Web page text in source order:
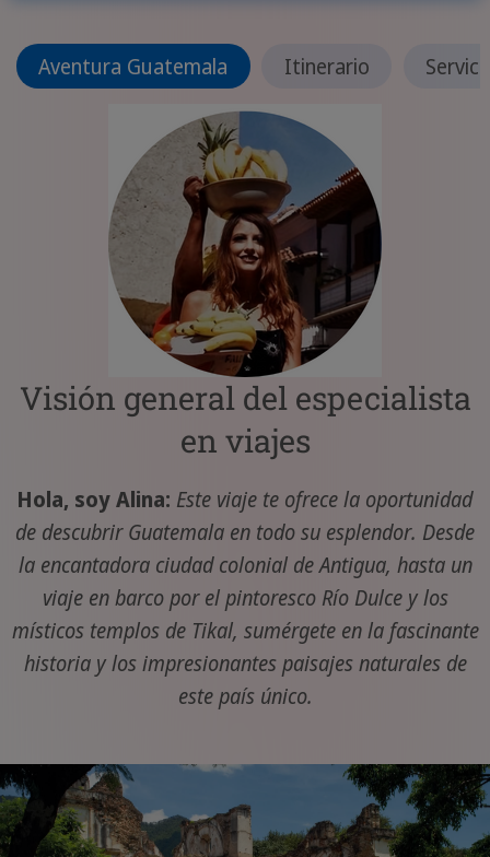
Aventura Guatemala Itinerario
Visión general del especialista
en viajes
Hola, soy Alina: Este viaje te ofrece la oportunidad
de descubrir Guatemala en todo su esplendor. Desde
la encantadora ciudad colonial de Antigua, hasta un
viaje en barco por el pintoresco Río Dulce y los
místicos templos de Tikal, sumérgete en la fascinante
historia y los impresionantes paisajes naturales de
este país único.